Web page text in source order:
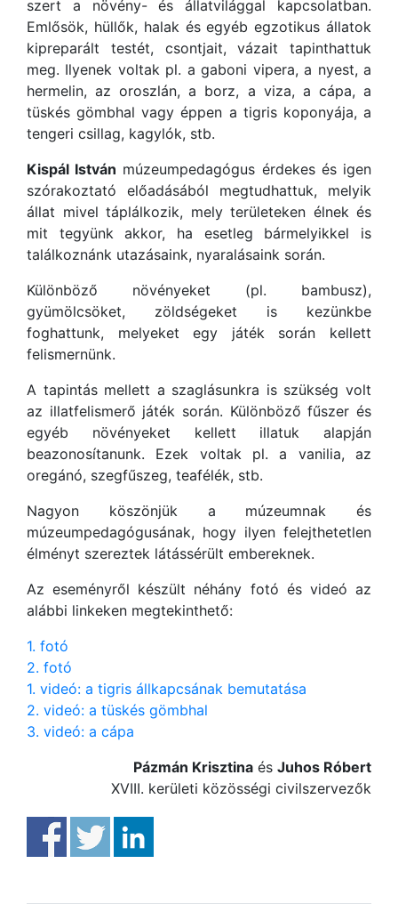
szert a növény- és állatvilággal kapcsolatban.
Emlősök, hüllők, halak és egyéb egzotikus állatok
kipreparált testét, csontjait, vázait tapinthattuk
meg. Ilyenek voltak pl. a gaboni vipera, a nyest, a
hermelin, az oroszlán, a borz, a viza, a cápa, a
tüskés gömbhal vagy éppen a tigris koponyája, a
tengeri csillag, kagylók, stb.
Kispál István múzeumpedagógus érdekes és igen
szórakoztató előadásából megtudhattuk, melyik
állat mivel táplálkozik, mely területeken élnek és
mit tegyünk akkor, ha esetleg bármelyikkel is
találkoznánk utazásaink, nyaralásaink során.
Különböző növényeket (pl. bambusz),
gyümölcsöket, zöldségeket is kezünkbe
foghattunk, melyeket egy játék során kellett
felismernünk.
A tapintás mellett a szaglásunkra is szükség volt
az illatfelismerő játék során. Különböző fűszer és
egyéb növényeket kellett illatuk alapján
beazonosítanunk. Ezek voltak pl. a vanilia, az
oregánó, szegfűszeg, teafélék, stb.
Nagyon köszönjük a múzeumnak és
múzeumpedagógusának, hogy ilyen felejthetetlen
élményt szereztek látássérült embereknek.
Az eseményről készült néhány fotó és videó az
alábbi linkeken megtekinthető:
1. fotó
2. fotó
1. videó: a tigris állkapcsának bemutatása
2. videó: a tüskés gömbhal
3. videó: a cápa
Pázmán Krisztina és Juhos Róbert
XVIII. kerületi közösségi civilszervezők